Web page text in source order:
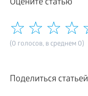
Оцените статью
(0 голосов, в среднем 0)
Поделиться статьей